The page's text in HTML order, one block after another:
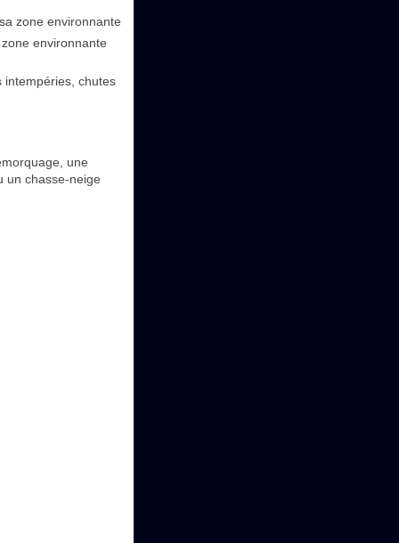
zone environnante
environnante
intempéries, chutes
une
un chasse-neige